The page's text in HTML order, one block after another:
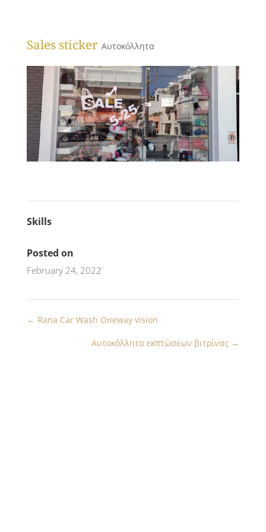
Sales sticker Αυτοκόλλητα
Skills
Posted on
February 24, 2022
← Rana Car Wash Oneway vision
Αυτοκόλλητα εκπτώσεων βιτρίνας →